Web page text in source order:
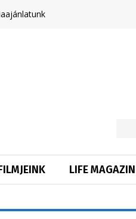
LIFE MAGAZIN